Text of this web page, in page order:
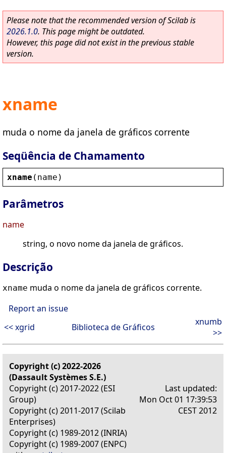
Please note that the recommended version of Scilab is
2026.1.0. This page might be outdated.
However, this page did not exist in the previous stable
version.
xname
muda o nome da janela de gráficos corrente
Seqüência de Chamamento
xname ( name )
Parâmetros
name
string, o novo nome da janela de gráficos.
Descrição
xname muda o nome da janela de gráficos corrente.
Report an issue
<< xgrid
Biblioteca de Gráficos
xnumb
>>
Copyright (c) 2022-2026
(Dassault Systèmes S.E.)
Copyright (c) 2017-2022 (ESI
Group)
Copyright (c) 2011-2017 (Scilab
Enterprises)
Copyright (c) 1989-2012 (INRIA)
Copyright (c) 1989-2007 (ENPC)
Last updated:
Mon Oct 01 17:39:53
CEST 2012